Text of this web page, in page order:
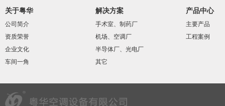
关于粤华
公司简介
资质荣誉
企业文化
车间一角
解决方案
手术室、制药厂
机场、空调厂
半导体厂、光电厂
其它
产品中心
主要产品
工程案例